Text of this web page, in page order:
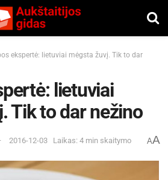
ekspertė: lietuviai mėgsta žuvį. Tik to dar
lietuviai
Tik to dar nežino
2016-12-03 Laikas: 4 min skaitymo AA